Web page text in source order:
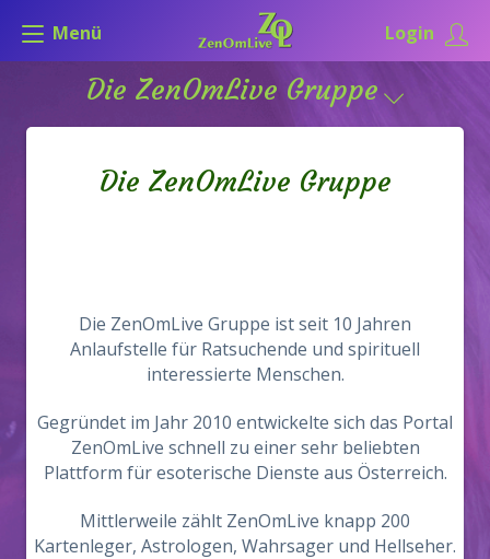
Menü Login
Die ZenOmLive Gruppe
Die ZenOmLive Gruppe
Die ZenOmLive Gruppe ist seit 10 Jahren
Anlaufstelle für Ratsuchende und spirituell
interessierte Menschen.
Gegründet im Jahr 2010 entwickelte sich das Portal
ZenOmLive schnell zu einer sehr beliebten
Plattform für esoterische Dienste aus Österreich.
Mittlerweile zählt ZenOmLive knapp 200
Kartenleger, Astrologen, Wahrsager und Hellseher.